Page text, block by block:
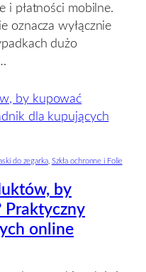
i płatności mobilne.
oznacza wyłącznie
dużo
do zegarka, Szkła ochronne i Folie
by
Praktyczny
online